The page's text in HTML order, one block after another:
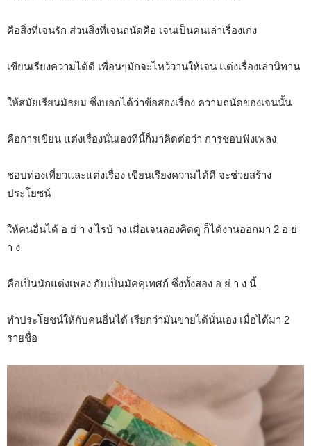
คือสิ่งที่เจนรัก ส่วนสิ่งที่เจนถนัดคือ เจนเป็นคนเล่าเรื่องเก่ง
เขียนเรียงความได้ดี เพื่อนๆมักจะไหว้วานให้เจน แต่งเรื่องเล่านิทาน
ให้สมัยเรียนมัธยม ซึ่งบอกได้ว่าข้อสองเรื่อง ความถนัดของเจนนั้น
คือการเขียน แต่งเรื่องนั่นเองทีนี้ก็มาคิดต่อว่า การชอบฟังเพลง
ชอบท่องเที่ยวและแต่งเรื่อง เขียนเรียงความได้ดี จะช่วยสร้าง
ประโยชน์
ให้คนอื่นได้ อ ย่ า ง ไรบ้ าง เมื่อเจนลองคิดดู ก็ได้งานออกมา 2 อ ย่
า ง
คือเป็นนักแต่งเพลง กับเป็นมัคคุเทศก์ ซึ่งทั้งสอง อ ย่ า ง นี้
ทำประโยชน์ให้กับคนอื่นได้ เรียกว่ามันขายได้นั่นเอง เมื่อได้มา 2
รายชื่อ